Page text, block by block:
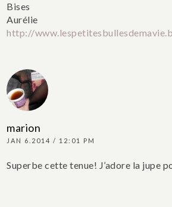
Bises
Aurélie
http://
marion
JAN 6.2014 / 12:01 PM
Superbe cette tenue! J’adore la jupe